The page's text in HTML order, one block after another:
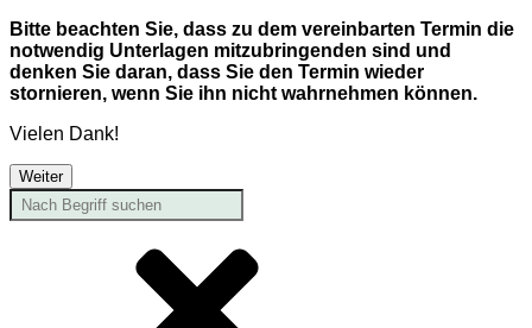
Bitte beachten Sie, dass zu dem vereinbarten Termin die
notwendig Unterlagen mitzubringenden sind und
denken Sie daran, dass Sie den Termin wieder
stornieren, wenn Sie ihn nicht wahrnehmen können.
Vielen Dank!
Weiter